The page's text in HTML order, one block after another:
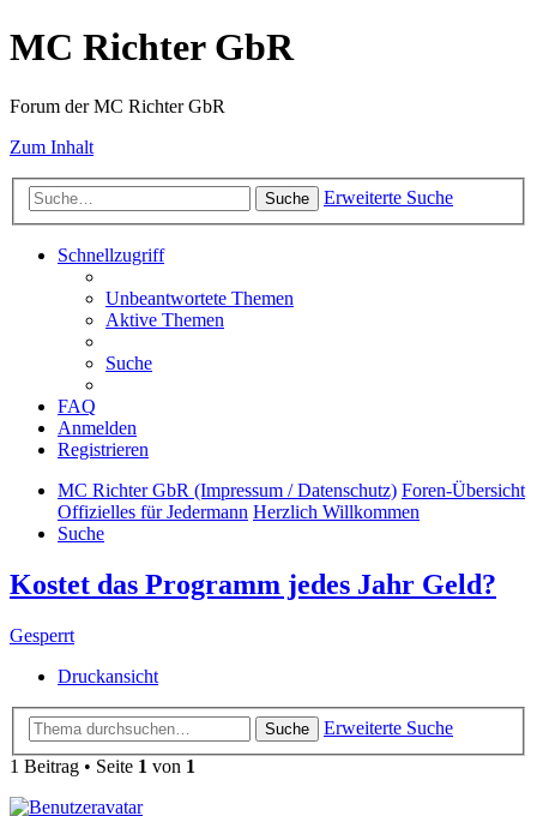
MC Richter GbR
Forum der MC Richter GbR
Zum Inhalt
Suche Erweiterte Suche
Schnellzugriff
Unbeantwortete Themen
Aktive Themen
Suche
FAQ
Anmelden
Registrieren
MC Richter GbR (Impressum / Datenschutz) Foren-Übersicht
Offizielles für Jedermann Herzlich Willkommen
Suche
Kostet das Programm jedes Jahr Geld?
Gesperrt
Druckansicht
Suche
Erweiterte Suche
1 Beitrag • Seite 1 von 1